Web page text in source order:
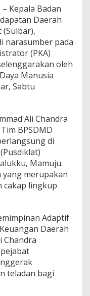
– Kepala Badan
Daerah
(Sulbar),
narasumber pada
(PKA)
oleh
Manusia
Sabtu
Ali Chandra
BPSDMD
di
Mamuju.
merupakan
cakap lingkup
Adaptif
Daerah
Chandra
teladan bagi